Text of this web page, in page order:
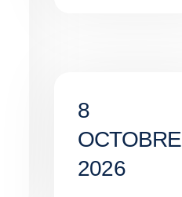
8
OCTOBRE
2026